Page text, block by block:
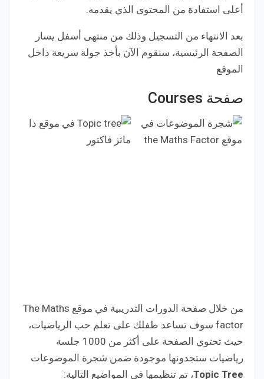
أعلى استفادة من المحتوى الذي يقدمه.
بعد الانتهاء من التسجيل وذلك من منتهى أسفل يسار
الصفحة الرئيسية، سنقوم الآن بأخذ جولة سريعة داخل
الموقع
صفحة Courses
من خلال صفحة الدورات التدريبية في موقع The Maths
factor سوف تساعد طفلك على تعلم حب الرياضيات،
حيث تحتوي الصفحة على أكثر من 1000 جلسة
رياضيات ستجدونها موجودة ضمن شجرة الموضوعات
Topic Tree، تم تنظيمها في المواضيع التالية: